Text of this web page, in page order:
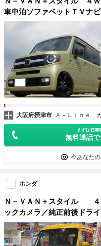
車中泊ソファベットＴＶナ
オートクルーズ・格納＆リ
仕様・フルタップ車高調・
レザー調シートカバー・マ
ＴＣ
大阪府摂津市 Ａ－Ｌｉｎｅ
まずは在庫
無料通話
今あなた
ホンダ
Ｎ－ＶＡＮ＋スタイル ４
ックカメラ／純正前後ドラ
ｈ接続／ホンダセンシング
トインＥＴＣ／外部電源ポ